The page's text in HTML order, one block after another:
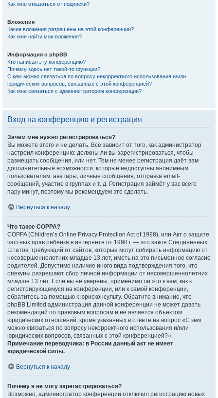
Как мне отказаться от подписки?
Вложения
Какие вложения разрешены на этой конференции?
Как мне найти мои вложения?
Информация о phpBB
Кто написал эту конференцию?
Почему здесь нет такой-то функции?
С кем можно связаться по вопросу некорректного использования и/или
юридических вопросов, связанных с этой конференцией?
Как мне связаться с администратором конференции?
Вход на конференцию и регистрация
Зачем мне нужно регистрироваться?
Вы можете этого и не делать. Всё зависит от того, как администратор
настроил конференцию: должны ли вы зарегистрироваться, чтобы
размещать сообщения, или нет. Тем не менее регистрация даёт вам
дополнительные возможности, которые недоступны анонимным
пользователям: аватары, личные сообщения, отправка email-
сообщений, участие в группах и т. д. Регистрация займёт у вас всего
пару минут, поэтому мы рекомендуем это сделать.
Вернуться к началу
Что такое COPPA?
COPPA (Children’s Online Privacy Protection Act of 1998), или Акт о защите
частных прав ребёнка в интернете от 1998 г. — это закон Соединённых
Штатов, требующий от сайтов, которые могут собирать информацию от
несовершеннолетних младше 13 лет, иметь на это письменное согласие
родителей. Допустимо наличие иного вида подтверждения того, что
опекуны разрешают сбор личной информации от несовершеннолетних
младше 13 лет. Если вы не уверены, применимо ли это к вам, как к
регистрирующемуся на конференции, или к самой конференции,
обратитесь за помощью к юрисконсульту. Обратите внимание, что
phpBB Limited администрация данной конференции не может давать
рекомендаций по правовым вопросам и не является объектом
юридических отношений, кроме указанных в ответе на вопрос «С кем
можно связаться по вопросу некорректного использования и/или
юридических вопросов, связанных с этой конференцией?».
Примечание переводчика: в России данный акт не имеет
юридической силы..
Вернуться к началу
Почему я не могу зарегистрироваться?
Возможно, администратор конференции отключил регистрацию новых